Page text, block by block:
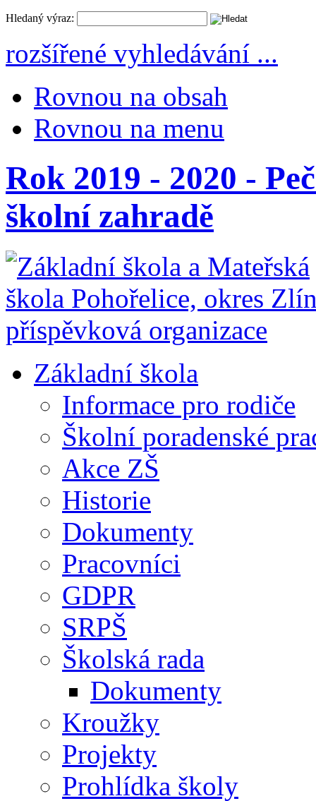
Hledaný výraz:
rozšířené vyhledávání ...
Rovnou na obsah
Rovnou na menu
Rok 2019 - 2020 -
školní zahradě
Základní škola
Informace pro rodiče
Školní poradenské
Akce ZŠ
Historie
Dokumenty
Pracovníci
GDPR
SRPŠ
Školská rada
Dokumenty
Kroužky
Projekty
Prohlídka školy